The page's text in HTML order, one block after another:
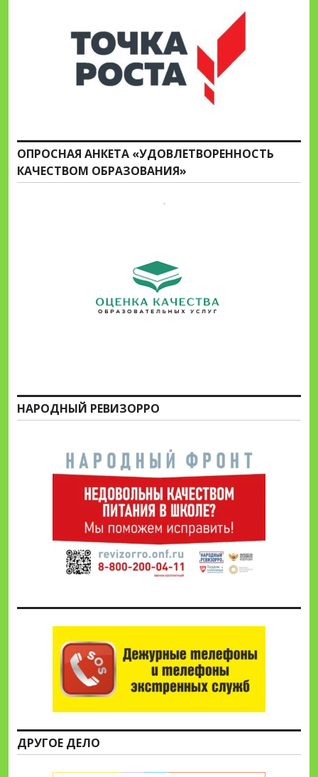
ОПРОСНАЯ АНКЕТА «УДОВЛЕТВОРЕННОСТЬ
КАЧЕСТВОМ ОБРАЗОВАНИЯ»
НАРОДНЫЙ РЕВИЗОРРО
ДРУГОЕ ДЕЛО